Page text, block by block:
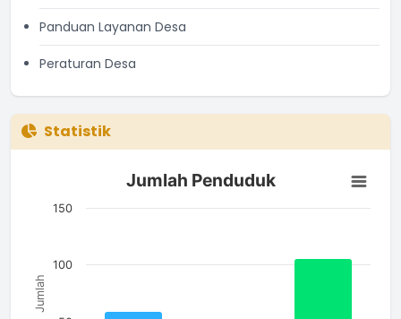
Panduan Layanan Desa
Peraturan Desa
Statistik
Jumlah Penduduk
Bar chart with 3 bars.
The chart has 1 X axis displaying categories.
Jumlah
Jumlah Penduduk
100
150